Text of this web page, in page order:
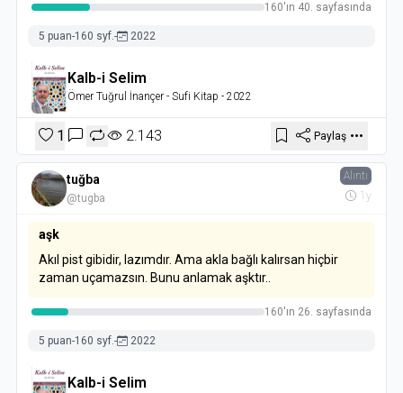
160'ın 40. sayfasında
5 puan-160 syf.- 2022
Kalb-i Selim
Ömer Tuğrul İnançer- Sufi Kitap - 2022
1 2.143 Paylaş
tuğba
@tugba
Alıntı
1y
aşk
Akıl pist gibidir, lazımdır. Ama akla bağlı kalırsan hiçbir
zaman uçamazsın. Bunu anlamak aşktır..
160'ın 26. sayfasında
5 puan-160 syf.- 2022
Kalb-i Selim